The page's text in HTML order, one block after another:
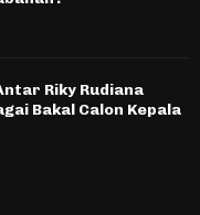
Riky Rudiana
Bakal Calon Kepala